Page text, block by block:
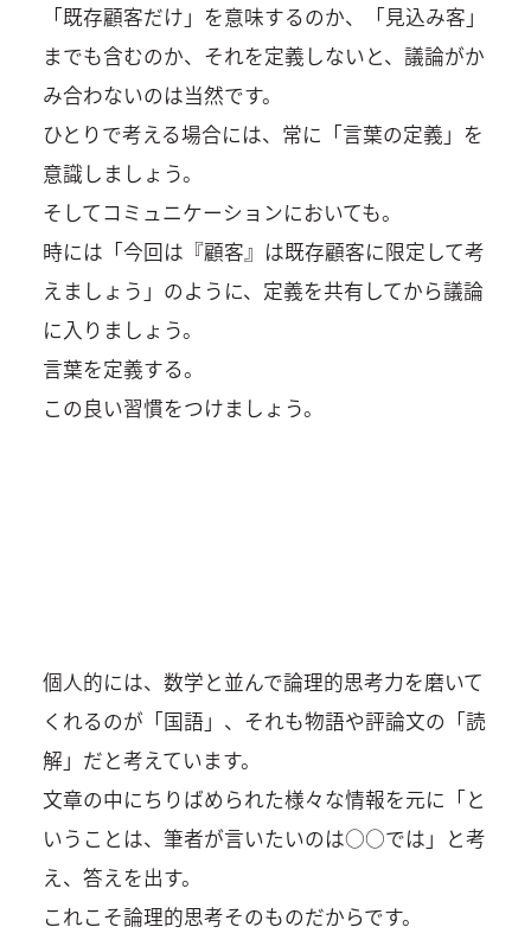
「既存顧客だけ」を意味するのか、「見込み客」
までも含むのか、それを定義しないと、議論がか
み合わないのは当然です。
ひとりで考える場合には、常に「言葉の定義」を
意識しましょう。
そしてコミュニケーションにおいても。
時には「今回は『顧客』は既存顧客に限定して考
えましょう」のように、定義を共有してから議論
に入りましょう。
言葉を定義する。
この良い習慣をつけましょう。
個人的には、数学と並んで論理的思考力を磨いて
くれるのが「国語」、それも物語や評論文の「読
解」だと考えています。
文章の中にちりばめられた様々な情報を元に「と
いうことは、筆者が言いたいのは○○では」と考
え、答えを出す。
これこそ論理的思考そのものだからです。